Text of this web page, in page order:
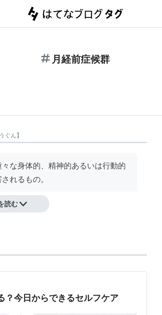
月経前症候群
ぐん】
な身体的、精神的あるいは行動的
れるもの。
読む
？今日からできるセルフケア